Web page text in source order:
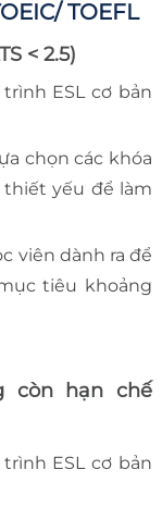
TOEFL
< 2.5)
ESL cơ bản
chọn các khóa
thiết yếu để làm
viên dành ra để
tiêu khoảng
còn hạn chế
ESL cơ bản